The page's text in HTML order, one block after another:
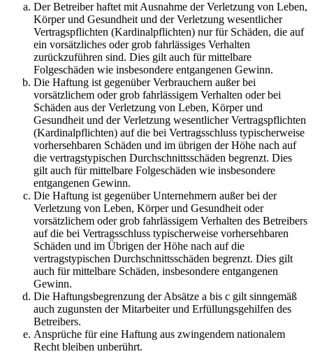
Der Betreiber haftet mit Ausnahme der Verletzung von Leben,
Körper und Gesundheit und der Verletzung wesentlicher
Vertragspflichten (Kardinalpflichten) nur für Schäden, die auf
ein vorsätzliches oder grob fahrlässiges Verhalten
zurückzuführen sind. Dies gilt auch für mittelbare
Folgeschäden wie insbesondere entgangenen Gewinn.
Die Haftung ist gegenüber Verbrauchern außer bei
vorsätzlichem oder grob fahrlässigem Verhalten oder bei
Schäden aus der Verletzung von Leben, Körper und
Gesundheit und der Verletzung wesentlicher Vertragspflichten
(Kardinalpflichten) auf die bei Vertragsschluss typischerweise
vorhersehbaren Schäden und im übrigen der Höhe nach auf
die vertragstypischen Durchschnittsschäden begrenzt. Dies
gilt auch für mittelbare Folgeschäden wie insbesondere
entgangenen Gewinn.
Die Haftung ist gegenüber Unternehmern außer bei der
Verletzung von Leben, Körper und Gesundheit oder
vorsätzlichem oder grob fahrlässigem Verhalten des Betreibers
auf die bei Vertragsschluss typischerweise vorhersehbaren
Schäden und im Übrigen der Höhe nach auf die
vertragstypischen Durchschnittsschäden begrenzt. Dies gilt
auch für mittelbare Schäden, insbesondere entgangenen
Gewinn.
Die Haftungsbegrenzung der Absätze a bis c gilt sinngemäß
auch zugunsten der Mitarbeiter und Erfüllungsgehilfen des
Betreibers.
Ansprüche für eine Haftung aus zwingendem nationalem
Recht bleiben unberührt.